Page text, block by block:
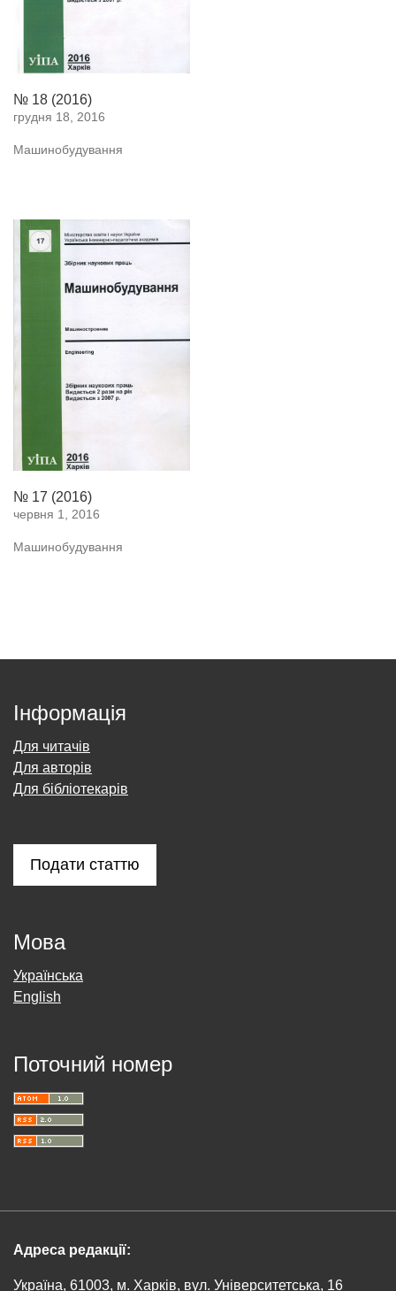
№ 18 (2016)
грудня 18, 2016
Машинобудування
№ 17 (2016)
червня 1, 2016
Машинобудування
Інформація
Для читачів
Для авторів
Для бібліотекарів
Подати статтю
Мова
Українська
English
Поточний номер
Адреса редакції:
Україна, 61003, м. Харків, вул. Університетська, 16